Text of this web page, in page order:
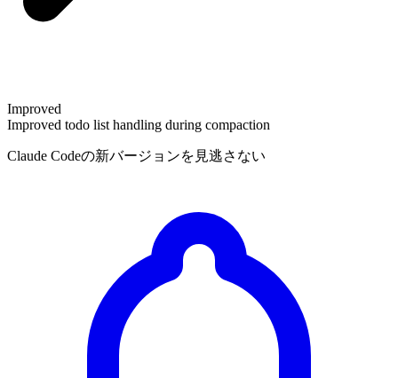
Improved
Improved todo list handling during compaction
Claude Codeの新バージョンを見逃さない